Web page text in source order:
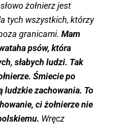
żołnierz jest
tych wszystkich, którzy
granicami. Mam
psów, która
słabych ludzi. Tak
Śmiecie po
ludzkie zachowania. To
ci żołnierze nie
Wręcz